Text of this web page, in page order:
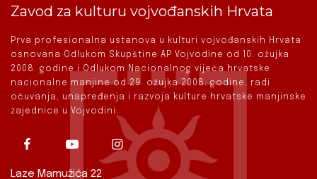
Zavod za kulturu vojvođanskih Hrvata
Prva profesionalna ustanova u kulturi vojvođanskih Hrvata
osnovana Odlukom Skupštine AP Vojvodine od 10. ožujka
2008. godine i Odlukom Nacionalnog vijeća hrvatske
nacionalne manjine od 29. ožujka 2008. godine, radi
očuvanja, unapređenja i razvoja kulture hrvatske manjinske
zajednice u Vojvodini.
Laze Mamužića 22